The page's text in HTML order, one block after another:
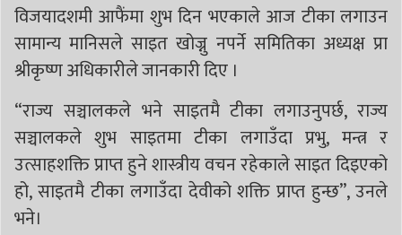
विजयादशमी आफैंमा शुभ दिन भएकाले आज टीका लगाउन
सामान्य मानिसले साइत खोज्नु नपर्ने समितिका अध्यक्ष प्रा
श्रीकृष्ण अधिकारीले जानकारी दिए ।
“राज्य सञ्चालकले भने साइतमै टीका लगाउनुपर्छ, राज्य
सञ्चालकले शुभ साइतमा टीका लगाउँदा प्रभु, मन्त्र र
उत्साहशक्ति प्राप्त हुने शास्त्रीय वचन रहेकाले साइत दिइएको
हो, साइतमै टीका लगाउँदा देवीको शक्ति प्राप्त हुन्छ”, उनले
भने।